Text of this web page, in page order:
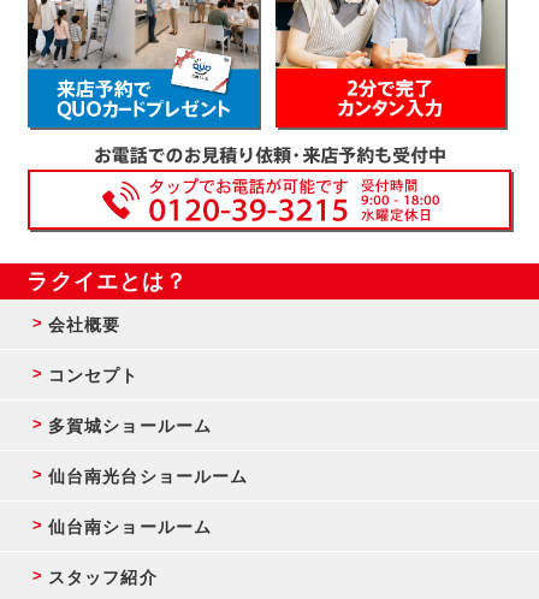
ラクイエとは？
会社概要
コンセプト
多賀城ショールーム
仙台南光台ショールーム
仙台南ショールーム
スタッフ紹介